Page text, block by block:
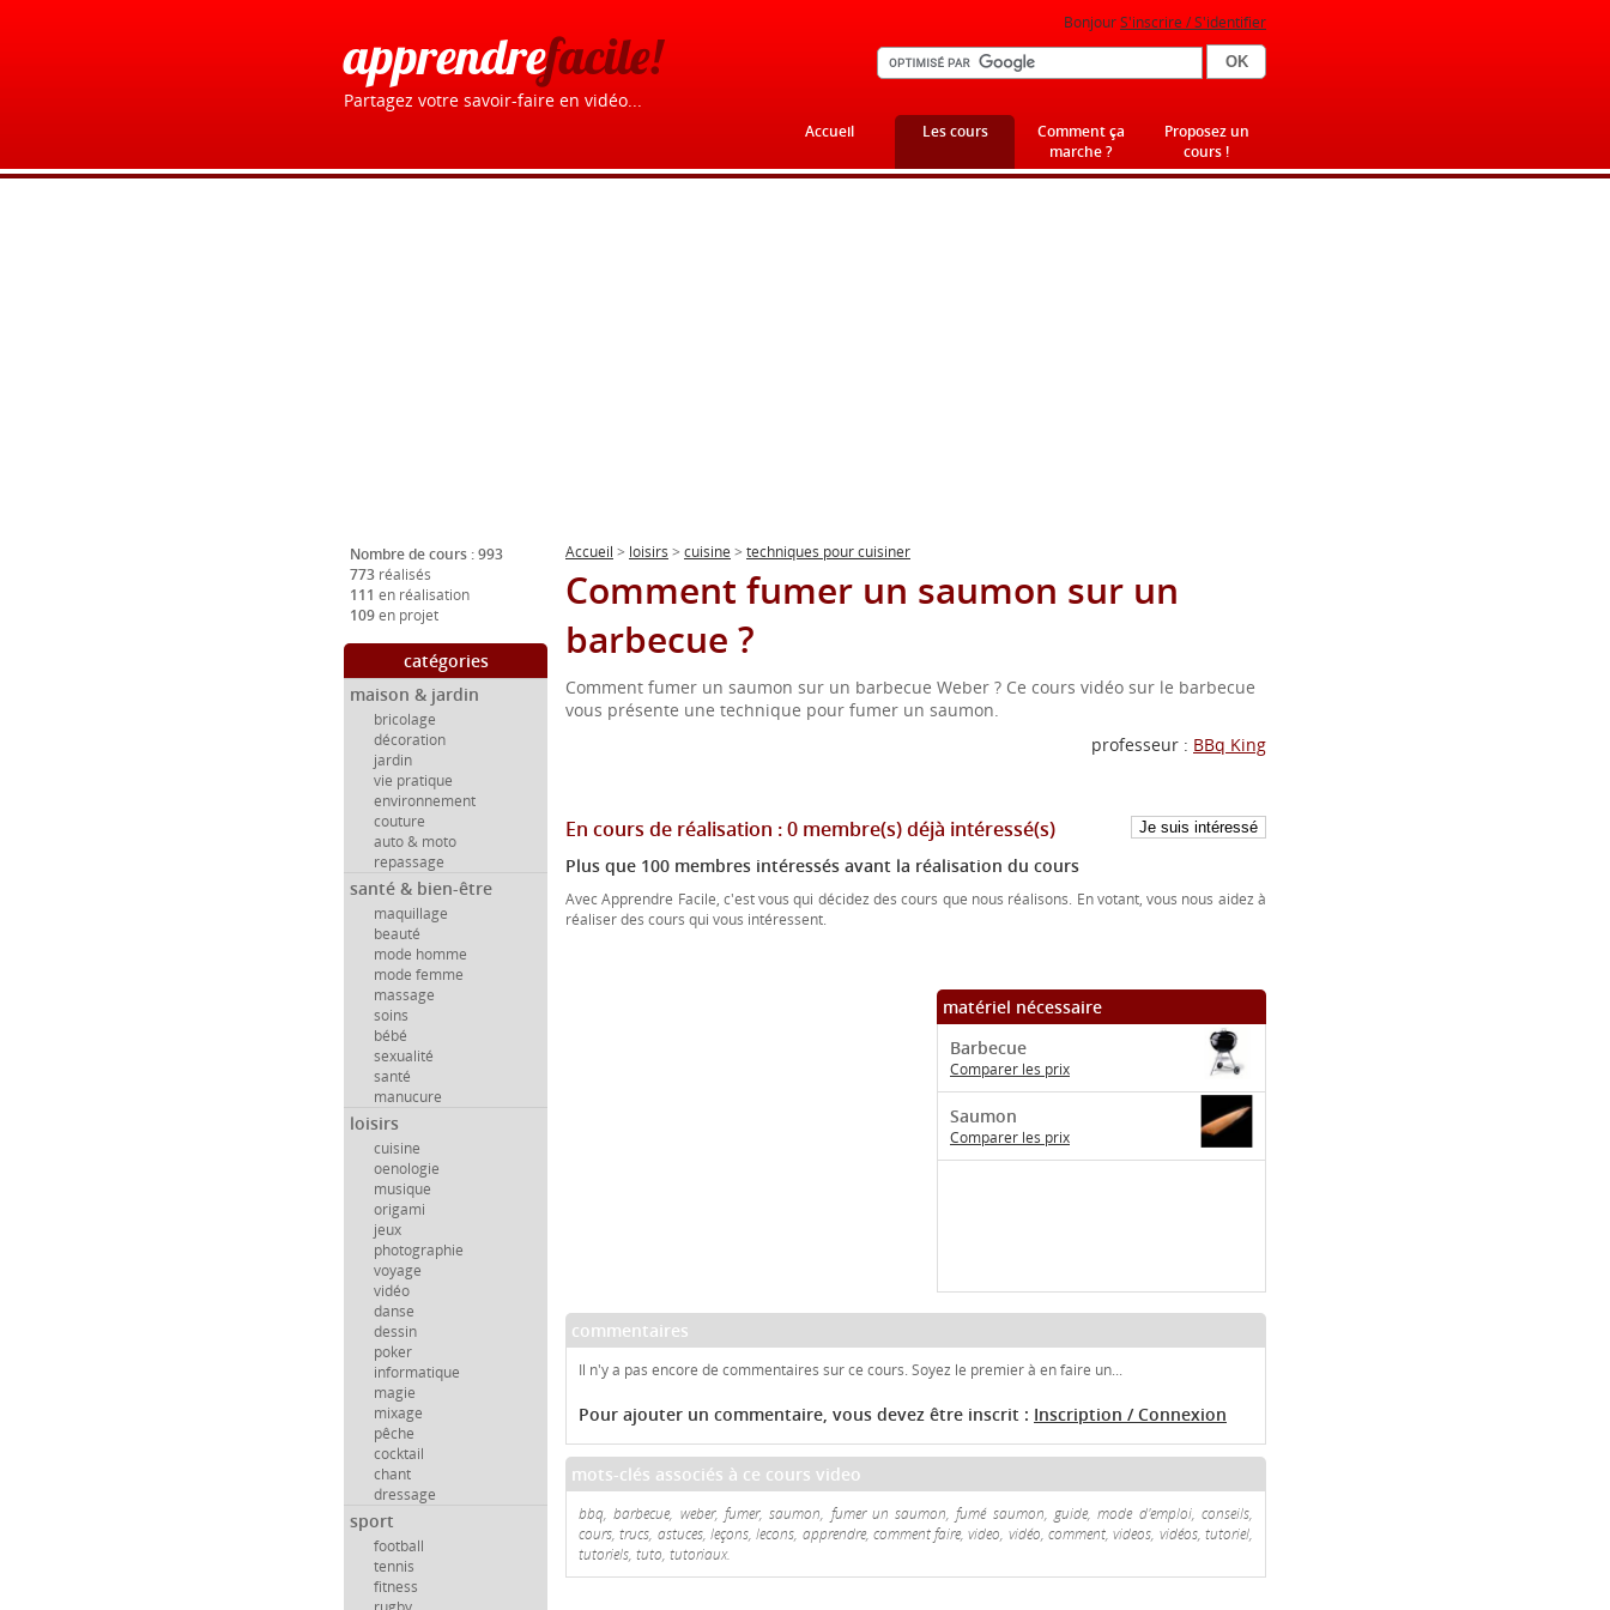
apprendrefacile!
Partagez votre savoir-faire en vidéo...
BonjourS'inscrire / S'identifier
Accueil Les cours
Comment ça
marche ?
Proposez un
cours !
Nombre de cours : 993
773 réalisés
111 en réalisation
109en projet
catégories
maison & jardin
bricolage
décoration
jardin
vie pratique
environnement
couture
auto & moto
repassage
santé & bien-être
maquillage
beauté
mode homme
mode femme
massage
soins
bébé
sexualité
santé
manucure
loisirs
cuisine
oenologie
musique
origami
jeux
photographie
voyage
vidéo
danse
dessin
poker
informatique
magie
mixage
pêche
cocktail
chant
dressage
sport
football
tennis
fitness
Accueil > loisirs > cuisine > techniques pour cuisiner
Comment fumer un saumon sur un
barbecue ?
Comment fumer un saumon sur un barbecue Weber ? Ce cours vidéo sur le barbecue
vous présente une technique pour fumer un saumon.
professeur : BBq King
En cours de réalisation :0 membre(s)déjà intéressé(s)
Plus que 100 membres intéressés avant la réalisation du cours
Avec Apprendre Facile, c'est vous qui décidez des cours que nous réalisons. En votant, vous nous aidez à
réaliser des cours qui vous intéressent.
matériel nécessaire
Barbecue
Comparer les prix
Saumon
Comparer les prix
commentaires
Il n'y a pas encore de commentaires sur ce cours. Soyez le premier à en faire un...
Pour ajouter un commentaire, vous devez être inscrit : Inscription / Connexion
mots-clés associés à ce cours video
bbq, barbecue, weber, fumer, saumon, fumer un saumon, fumé saumon, guide, mode d'emploi, conseils,
cours, trucs, astuces, leçons, lecons, apprendre, comment faire, video, vidéo, comment, videos, vidéos, tutoriel,
tutoriels, tuto, tutoriaux.